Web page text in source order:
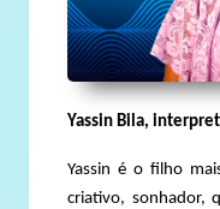
Yassin Bila,
Yassin é o filho
criativo, sonhador,